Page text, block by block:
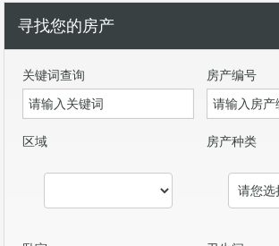
寻找您的房产
关键词查询 房产编号
区域 房产种类